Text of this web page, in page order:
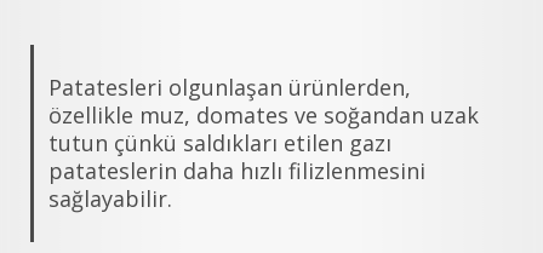
Patatesleri olgunlaşan ürünlerden,
özellikle muz, domates ve soğandan uzak
tutun çünkü saldıkları etilen gazı
patateslerin daha hızlı filizlenmesini
sağlayabilir.